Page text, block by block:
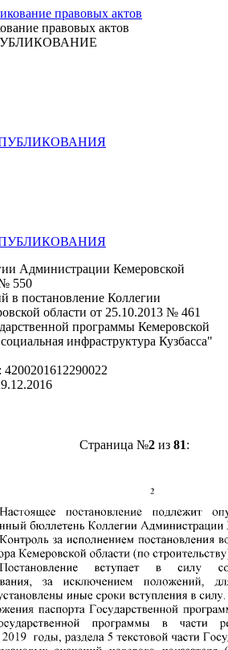
правовых актов
Администрации Кемеровской
550
в постановление Коллегии
области от 25.10.2013 № 461
программы Кемеровской
инфраструктура Кузбасса"
4200201612290022
Страница №2из 81: